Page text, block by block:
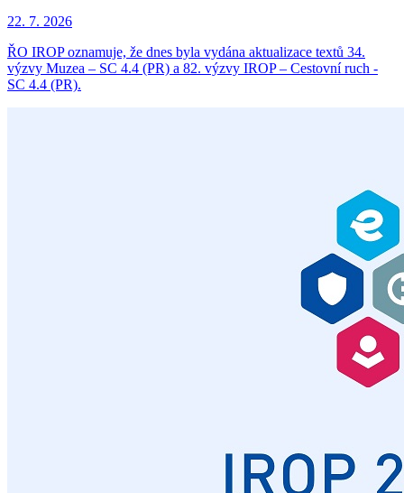
22. 7. 2026
ŘO IROP oznamuje, že dnes byla vydána aktualizace textů 34.
výzvy Muzea – SC 4.4 (PR) a 82. výzvy IROP – Cestovní ruch -
SC 4.4 (PR).